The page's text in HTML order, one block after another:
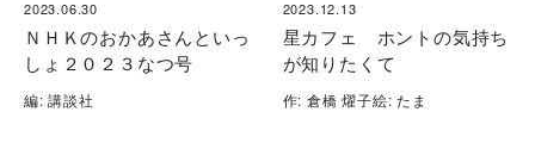
2023.06.30
ＮＨＫのおかあさんといっ
しょ２０２３なつ号
編: 講談社
2023.12.13
星カフェ ホントの気持ち
が知りたくて
作: 倉橋 燿子絵: たま